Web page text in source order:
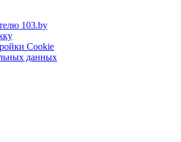
103.by
Cookie
данных